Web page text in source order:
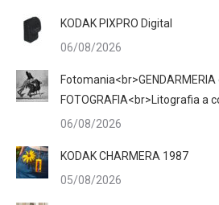
KODAK PIXPRO Digital
06/08/2026
Fotomania<br>GENDARMERIA
FOTOGRAFIA<br>Litografia a
06/08/2026
KODAK CHARMERA 1987
05/08/2026